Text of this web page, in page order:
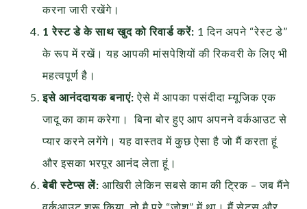
करना जारी रखेंगे।
1 रेस्ट डे के साथ खुद को रिवार्ड करें: 1 दिन अपने “रेस्ट डे”
के रूप में रखें। यह आपकी मांसपेशियों की रिकवरी के लिए भी
महत्वपूर्ण है।
इसे आनंददायक बनाएं:ऐसे में आपका पसंदीदा म्यूजिक एक
जादू का काम करेगा। बिना बोर हुए आप अपनने वर्कआउट से
प्यार करने लगेंगे। यह वास्तव में कुछ ऐसा है जो मैं करता हूं
और इसका भरपूर आनंद लेता हूं।
बेबी स्टेप्स लें: आखिरी लेकिन सबसे काम की ट्रिक – जब मैंने